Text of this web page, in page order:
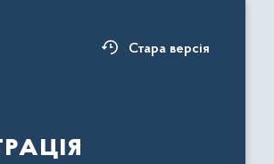
Стара версія